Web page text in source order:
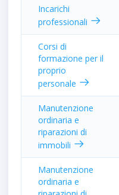
Incarichi
professionali
Corsi di
formazione per il
proprio
personale
Manutenzione
ordinaria e
riparazioni di
immobili
Manutenzione
ordinaria e